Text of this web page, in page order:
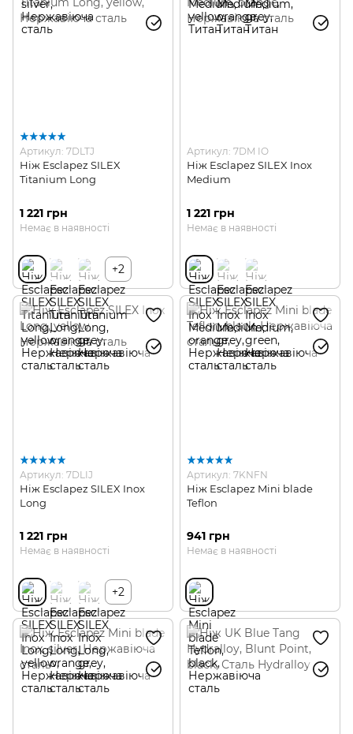
Артикул: 7DLTJ
Ніж Esclapez SILEX
Titanium Long
1 221 грн
Немає в наявності
+2
Артикул: 7DM IO
Ніж Esclapez SILEX Inox
Medium
1 221 грн
Немає в наявності
Артикул: 7DLIJ
Ніж Esclapez SILEX Inox
Long
1 221 грн
Немає в наявності
+2
Артикул: 7KNFN
Ніж Esclapez Mini blade
Teflon
941 грн
Немає в наявності